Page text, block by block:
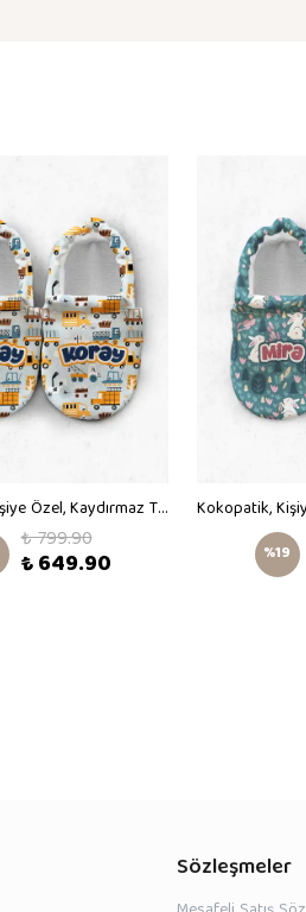
Kokopatik, Kişiye Özel, Kaydırmaz Taban,Organik Pamuk Astarlı Ev Patiği,İlk Adım Ayakkabısı,İş Makineleri Desenli Patik
₺ 799.90
₺ 649.90 %19
Sözleşmeler